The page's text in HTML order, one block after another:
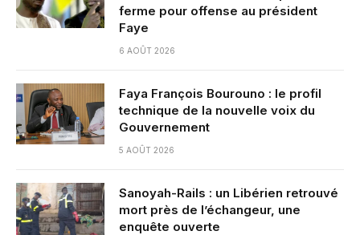
ferme pour offense au président
Faye
6 AOÛT 2026
Faya François Bourouno : le profil
technique de la nouvelle voix du
Gouvernement
5 AOÛT 2026
Sanoyah-Rails : un Libérien retrouvé
mort près de l’échangeur, une
enquête ouverte